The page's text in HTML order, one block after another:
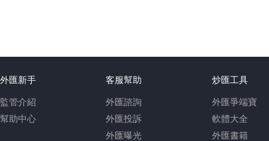
外匯新手
監管介紹
幫助中心
客服幫助
外匯諮詢
外匯投訴
外匯曝光
炒匯工具
外匯爭端寶
軟體大全
外匯書籍